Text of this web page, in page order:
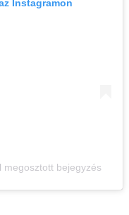
Instagramon
megosztott bejegyzés